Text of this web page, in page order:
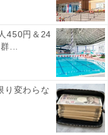
450円＆24
...
り変わらな